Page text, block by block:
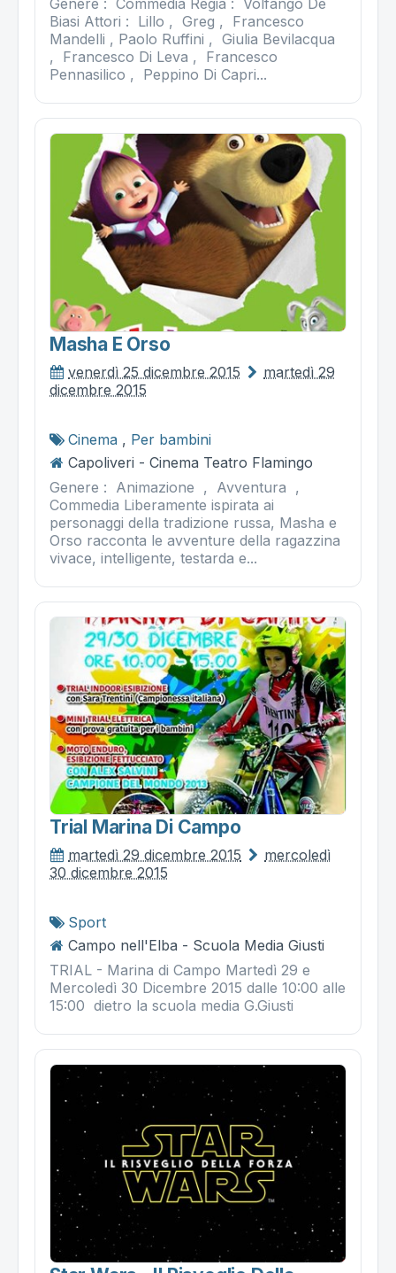
Genere : Commedia Regia : Volfango De
Biasi Attori : Lillo , Greg , Francesco
Mandelli , Paolo Ruffini , Giulia Bevilacqua
, Francesco Di Leva , Francesco
Pennasilico , Peppino Di Capri...
Masha E Orso
venerdì 25 dicembre 2015
martedì 29
dicembre 2015
Cinema , Per bambini
Capoliveri - Cinema Teatro Flamingo
Genere : Animazione , Avventura ,
Commedia Liberamente ispirata ai
personaggi della tradizione russa, Masha e
Orso racconta le avventure della ragazzina
vivace, intelligente, testarda e...
Trial Marina Di Campo
martedì 29 dicembre 2015
mercoledì
30 dicembre 2015
Sport
Campo nell'Elba - Scuola Media Giusti
TRIAL - Marina di Campo Martedì 29 e
Mercoledì 30 Dicembre 2015 dalle 10:00 alle
15:00 dietro la scuola media G.Giusti